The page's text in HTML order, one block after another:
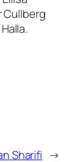
Cullberg
Sharifi →